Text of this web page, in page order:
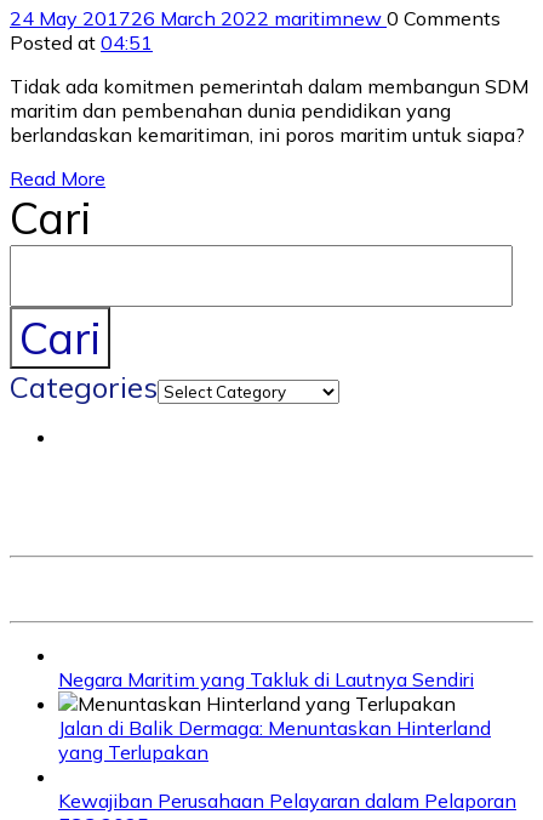
24 May 201726 March 2022 maritimnew 0 Comments
Posted at 04:51
Tidak ada komitmen pemerintah dalam membangun SDM
maritim dan pembenahan dunia pendidikan yang
berlandaskan kemaritiman, ini poros maritim untuk siapa?
Read More
Cari
Cari
Categories
Negara Maritim yang Takluk di Lautnya Sendiri
Jalan di Balik Dermaga: Menuntaskan Hinterland
yang Terlupakan
Kewajiban Perusahaan Pelayaran dalam Pelaporan